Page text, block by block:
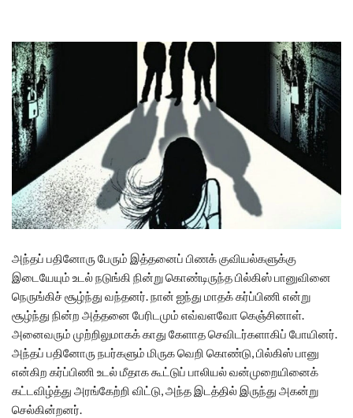
அந்தப் பதினோரு பேரும் இத்தனைப் பிணக் குவியல்களுக்கு
இடையேயும் உடல் நடுங்கி நின்று கொண்டிருந்த பில்கிஸ் பானுவினை
நெருங்கிச் சூழ்ந்து வந்தனர். நான் ஐந்து மாதக் கர்ப்பிணி என்று
சூழ்ந்து நின்ற அத்தனை பேரிடமும் எவ்வளவோ கெஞ்சினாள்.
அனைவரும் முற்றிலுமாகக் காது கேளாத செவிடர்களாகிப் போயினர்.
அந்தப் பதினோரு நபர்களும் மிருக வெறி கொண்டு, பில்கிஸ் பானு
என்கிற கர்ப்பிணி உடல் மீதாக கூட்டுப் பாலியல் வன்முறையினைக்
கட்டவிழ்த்து அரங்கேற்றி விட்டு, அந்த இடத்தில் இருந்து அகன்று
செல்கின்றனர்.